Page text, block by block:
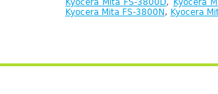
Kyocera Mita FS-3800D,
Kyocera
Kyocera Mita FS-3800N , Kyocera